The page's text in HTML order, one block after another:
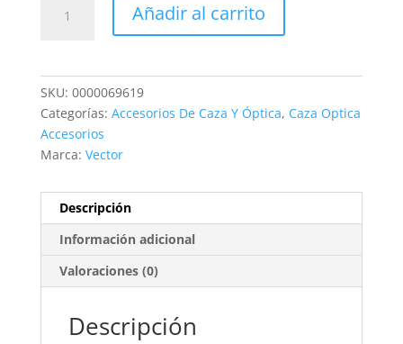
VECTOR
Añadir al carrito
SKU: 0000069619
Categorías: Accesorios De Caza Y Óptica, Caza Optica
Accesorios
Marca: Vector
Descripción
Información adicional
Valoraciones (0)
Descripción